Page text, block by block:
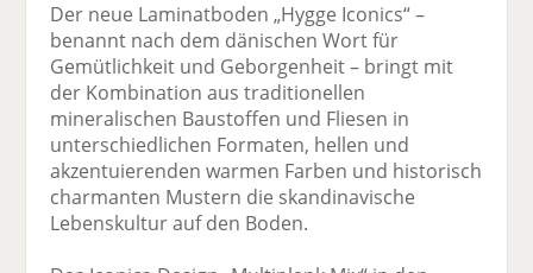
Der neue Laminatboden „Hygge Iconics“ –
benannt nach dem dänischen Wort für
Gemütlichkeit und Geborgenheit – bringt mit
der Kombination aus traditionellen
mineralischen Baustoffen und Fliesen in
unterschiedlichen Formaten, hellen und
akzentuierenden warmen Farben und historisch
charmanten Mustern die skandinavische
Lebenskultur auf den Boden.